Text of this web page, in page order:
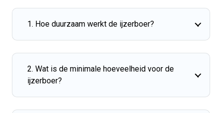
1. Hoe duurzaam werkt de ijzerboer?
2. Wat is de minimale hoeveelheid voor de
ijzerboer?